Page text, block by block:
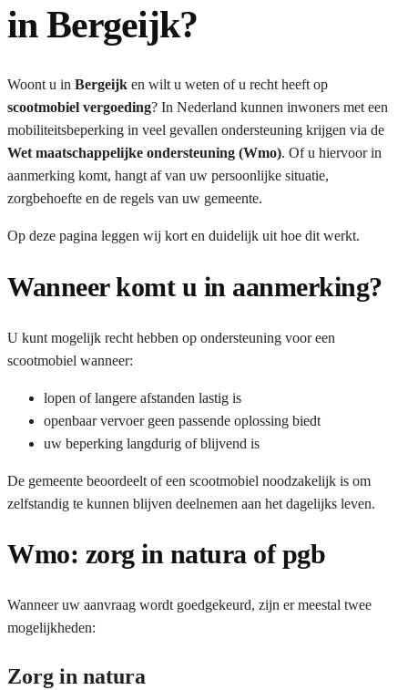
in Bergeijk?
Woont u in Bergeijk en wilt u weten of u recht heeft op
scootmobiel vergoeding? In Nederland kunnen inwoners met een
mobiliteitsbeperking in veel gevallen ondersteuning krijgen via de
Wet maatschappelijke ondersteuning (Wmo). Of u hiervoor in
aanmerking komt, hangt af van uw persoonlijke situatie,
zorgbehoefte en de regels van uw gemeente.
Op deze pagina leggen wij kort en duidelijk uit hoe dit werkt.
Wanneer komt u in aanmerking?
U kunt mogelijk recht hebben op ondersteuning voor een
scootmobiel wanneer:
lopen of langere afstanden lastig is
openbaar vervoer geen passende oplossing biedt
uw beperking langdurig of blijvend is
De gemeente beoordeelt of een scootmobiel noodzakelijk is om
zelfstandig te kunnen blijven deelnemen aan het dagelijks leven.
Wmo: zorg in natura of pgb
Wanneer uw aanvraag wordt goedgekeurd, zijn er meestal twee
mogelijkheden:
Zorg in natura